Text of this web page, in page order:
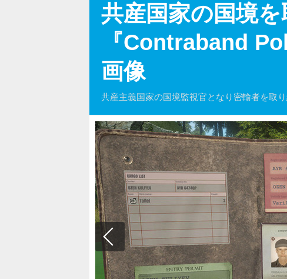
共産国家の国境
『Contraband
画像
共産主義国家の国境監視官となり密輸者を取り